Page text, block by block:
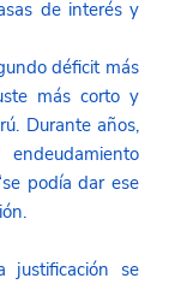
de interés y
déficit más
más corto y
Durante años,
podía dar ese
justificación se